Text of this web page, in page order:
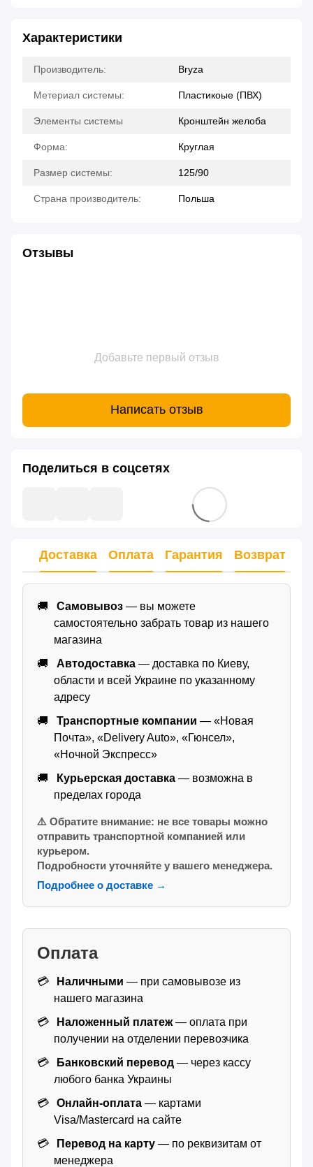
Характеристики
Производитель: Bryza
Метериал системы: Пластикоые (ПВХ)
Элементы системы Кронштейн желоба
Форма: Круглая
Размер системы: 125/90
Страна производитель: Польша
Отзывы
Добавьте первый отзыв
Написать отзыв
Поделиться в соцсетях
Доставка Оплата Гарантия Возврат
Самовывоз — вы можете
самостоятельно забрать товар из нашего
магазина
Автодоставка — доставка по Киеву,
области и всей Украине по указанному
адресу
Транспортные компании — «Новая
Почта», «Delivery Auto», «Гюнсел»,
«Ночной Экспресс»
Курьерская доставка — возможна в
пределах города
⚠️ Обратите внимание: не все товары можно
отправить транспортной компанией или
курьером.
Подробности уточняйте у вашего менеджера.
Подробнее о доставке →
Оплата
Наличными — при самовывозе из
нашего магазина
Наложенный платеж— оплата при
получении на отделении перевозчика
Банковский перевод — через кассу
любого банка Украины
Онлайн-оплата — картами
Visa/Mastercard на сайте
Перевод на карту — по реквизитам от
менеджера